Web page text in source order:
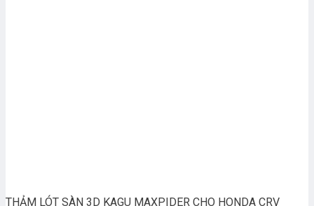
THẢM LÓT SÀN 3D KAGU MAXPIDER CHO HONDA CRV